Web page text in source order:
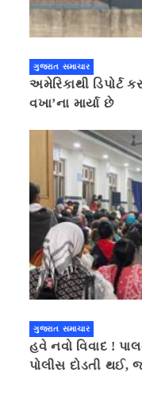
ગુજરાત સમાચાર
અમેરિકાથી ડિપોર્ટ
વખા’ના માર્યા છે
ગુજરાત સમાચાર
હવે નવો વિવાદ !
પોલીસ દોડતી થઈ,